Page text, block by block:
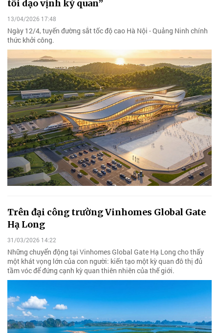
tối dạo vịnh kỳ quan”
13/04/2026 17:48
Ngày 12/4, tuyến đường sắt tốc độ cao Hà Nội - Quảng Ninh chính
thức khởi công.
Trên đại công trường Vinhomes Global Gate
Hạ Long
31/03/2026 14:22
Những chuyển động tại Vinhomes Global Gate Hạ Long cho thấy
một khát vọng lớn của con người: kiến tạo một kỳ quan đô thị đủ
tầm vóc để đứng cạnh kỳ quan thiên nhiên của thế giới.